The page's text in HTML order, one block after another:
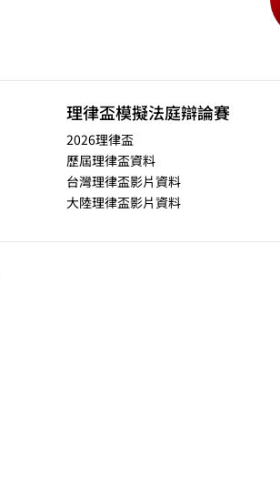
理律盃模擬法庭辯論賽
2026理律盃
歷屆理律盃資料
台灣理律盃影片資料
大陸理律盃影片資料